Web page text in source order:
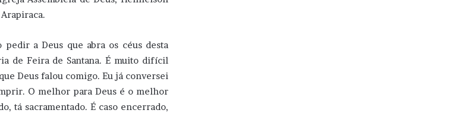
a Deus que abra os céus desta
de Feira de Santana. É muito difícil
Deus falou comigo. Eu já conversei
O melhor para Deus é o melhor
tá sacramentado. É caso encerrado,